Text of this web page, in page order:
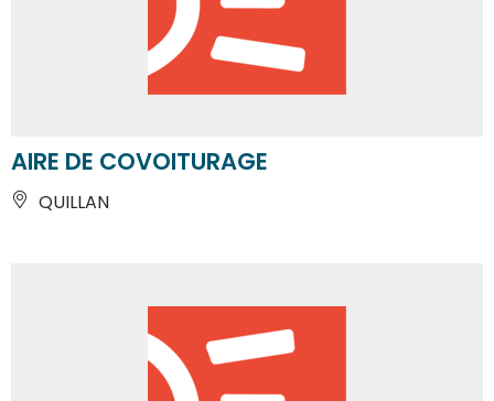
AIRE DE COVOITURAGE
QUILLAN